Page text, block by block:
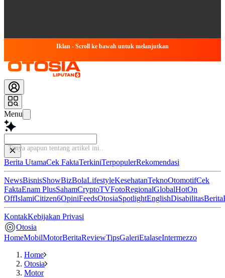
Iklan - Scroll ke bawah untuk melanjutkan
Menu
Tanya apapun tentang a
Berita UtamaCek FaktaTerkiniTerpopulerRekomendasi
NewsBisnisShowBizBolaLifestyleKesehatanTeknoOtomotifCek
FaktaEnam PlusSahamCryptoTVFotoRegionalGlobalHotOn
OffIslamiCitizen6OpiniFeedsOtosiaSpotlightEnglishDisabilitasBerita
KontakKebijakan Privasi
Otosia
HomeMobilMotorBeritaReviewTipsGaleriEtalaseIntermezzo
Home
Otosia
Motor